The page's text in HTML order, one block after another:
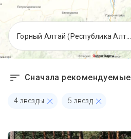
Сначала рекомендуемые
4 звезды 5 звезд